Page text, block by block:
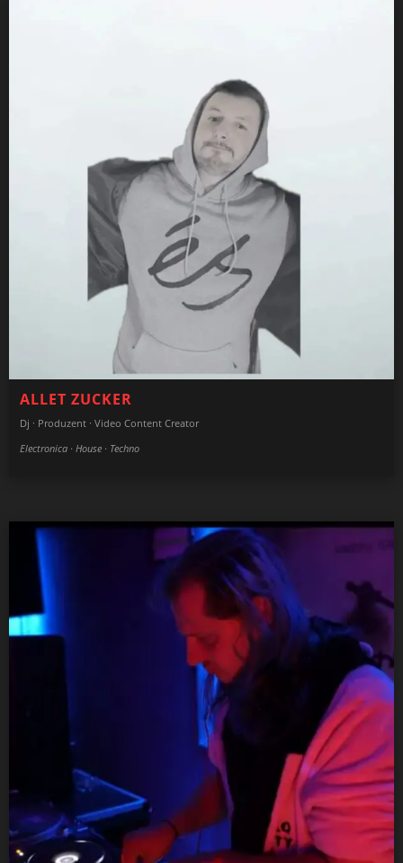
ALLET ZUCKER
Dj · Produzent · Video Content Creator
Electronica · House · Techno